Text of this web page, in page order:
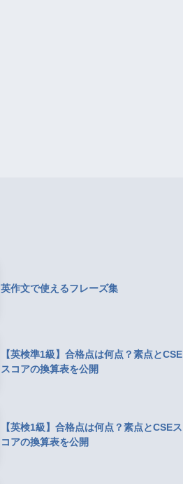
英作文で使えるフレーズ集
【英検準1級】合格点は何点？素点とCSE
スコアの換算表を公開
【英検1級】合格点は何点？素点とCSEス
コアの換算表を公開